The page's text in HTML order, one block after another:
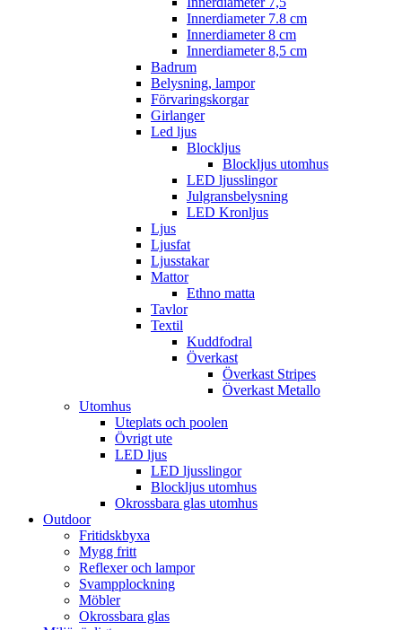
Innerdiameter 7.8 cm
Innerdiameter 8 cm
Innerdiameter 8,5 cm
Badrum
Belysning, lampor
Förvaringskorgar
Girlanger
Led ljus
Blockljus
Blockljus utomhus
LED ljusslingor
Julgransbelysning
LED Kronljus
Ljus
Ljusfat
Ljusstakar
Mattor
Ethno matta
Tavlor
Textil
Kuddfodral
Överkast
Överkast Stripes
Överkast Metallo
Utomhus
Uteplats och poolen
Övrigt ute
LED ljus
LED ljusslingor
Blockljus utomhus
Okrossbara glas utomhus
Outdoor
Fritidskbyxa
Mygg fritt
Reflexer och lampor
Svampplockning
Möbler
Okrossbara glas